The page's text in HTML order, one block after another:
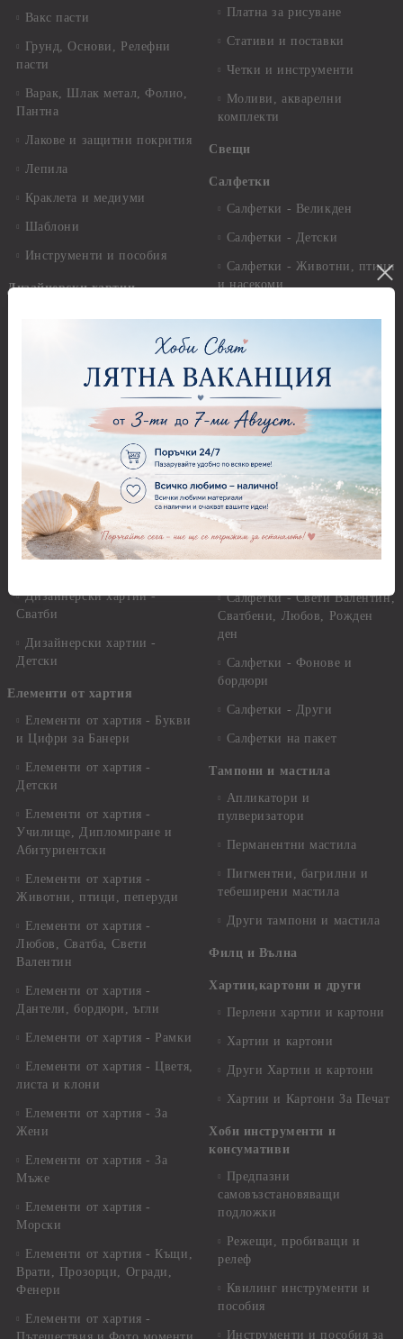
Вакс пасти
Грунд, Основи, Релефни
пасти
Варак, Шлак метал, Фолио,
Пантна
Лакове и защитни покрития
Лепила
Краклета и медиуми
Шаблони
Инструменти и пособия
Дизайнерски хартии
Дизайнерски хартии - 30.50
Дизайнерски хартии - 21,00
х 29,70 см
Дизайнерски хартии - 15.20
x 30.50 см.
Дизайнерски хартии -
Дизайнерски хартии -
Сватби
Дизайнерски хартии -
Детски
Елементи от хартия
Елементи от хартия - Букви
и Цифри за Банери
Елементи от хартия -
Детски
Елементи от хартия -
Училище, Дипломиране и
Абитуриентски
Елементи от хартия -
Животни, птици, пеперуди
Елементи от хартия -
Любов, Сватба, Свети
Валентин
Елементи от хартия -
Дантели, бордюри, ъгли
Елементи от хартия - Рамки
Елементи от хартия - Цветя,
листа и клони
Елементи от хартия - За
Жени
Елементи от хартия - За
Мъже
Елементи от хартия -
Морски
Елементи от хартия - Къщи,
Врати, Прозорци, Огради,
Фенери
Елементи от хартия -
Платна за рисуване
Стативи и поставки
Четки и инструменти
Моливи, акварелни
комплекти
Свещи
Салфетки
Салфетки - Великден
Салфетки - Детски
Салфетки - Животни, птици
и насекоми
Салфетки - Музика
Салфетки - Пеперуди
Салфетки - Рози
Салфетки - Пътешествия и
пейзажи
Салфетки - Кухненски
мотиви, плодове и зеленчуци
Салфетки - Свети Валентин,
Сватбени, Любов, Рожден
ден
Салфетки - Фонове и
бордюри
Салфетки - Други
Салфетки на пакет
Тампони и мастила
Апликатори и
пулверизатори
Перманентни мастила
Пигментни, багрилни и
тебеширени мастила
Други тампони и мастила
Филц и Вълна
Хартии,картони и други
Перлени хартии и картони
Хартии и картони
Други Хартии и картони
Хартии и Картони За Печат
Хоби инструменти и
консумативи
Предпазни
самовъзстановяващи
подложки
Режещи, пробиващи и
релеф
Квилинг инструменти и
пособия
Инструменти и пособия за